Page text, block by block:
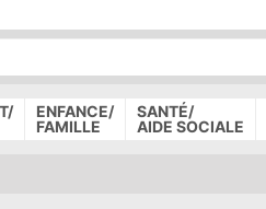
ENFANCE/
FAMILLE
SANTÉ/
AIDE SOCIALE